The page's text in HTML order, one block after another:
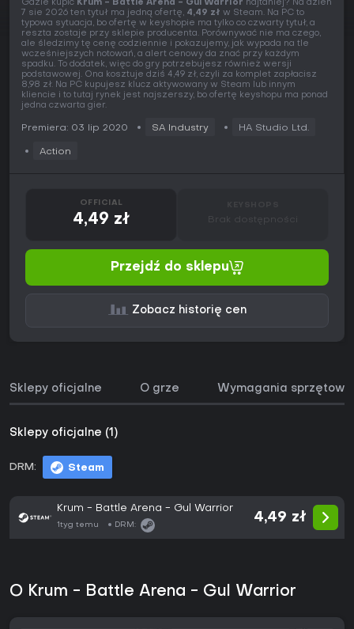
Gdzie kupić Krum - Battle Arena - Gul Warrior najtaniej? Na dzień
7 sie 2026 ten tytuł ma jedną ofertę, 4,49 zł w Steam. Na PC to
typowa sytuacja, bo ofertę w keyshopie ma tylko co czwarty tytuł, a
reszta zostaje przy sklepie producenta. Porównywać nie ma czego,
ale śledzimy tę cenę codziennie i pokazujemy, jak wypada na tle
wcześniejszych notowań, a alert cenowy da znać przy każdym
spadku. To dodatek, więc do gry potrzebujesz również wersji
podstawowej. Ona kosztuje dziś 4,49 zł, czyli za komplet zapłacisz
8,98 zł. Na PC kupujesz klucz aktywowany w Steam lub innym
kliencie i to tutaj rynek jest najszerszy, bo ofertę keyshopu ma ponad
jedna czwarta gier.
Premiera: 03 lip 2020 SA Industry HA Studio Ltd.
Action
OFFICIAL
4,49 zł Brak dostępności
Przejdź do sklepu
Zobacz historię cen
Sklepy oficjalne O grze Wymagania sprzętowe
Sklepy oficjalne (1)
DRM: Steam
Krum - Battle Arena - Gul Warrior
1tyg temu DRM:
4,49 zł
O Krum - Battle Arena - Gul Warrior